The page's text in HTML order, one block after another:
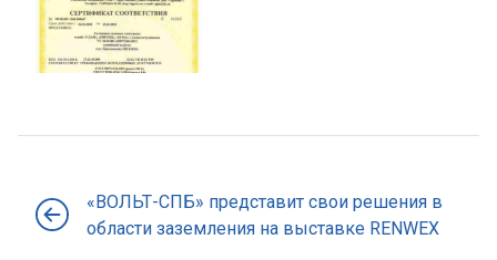
«ВОЛЬТ-СПБ» представит свои решения в
области заземления на выставке RENWEX